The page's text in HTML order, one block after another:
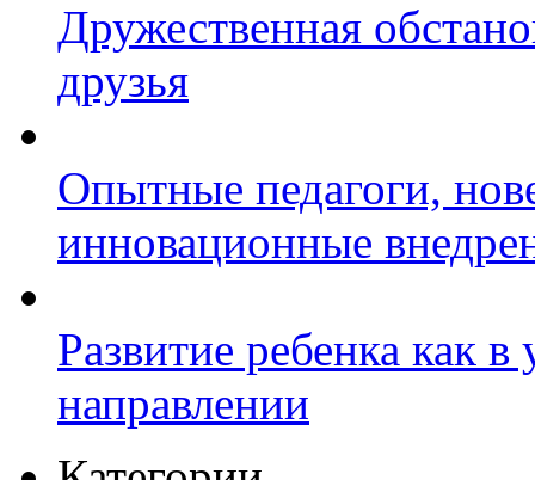
Дружественная
друзья
Опытные педагоги,
инновационные
Развитие ребенка как
направлении